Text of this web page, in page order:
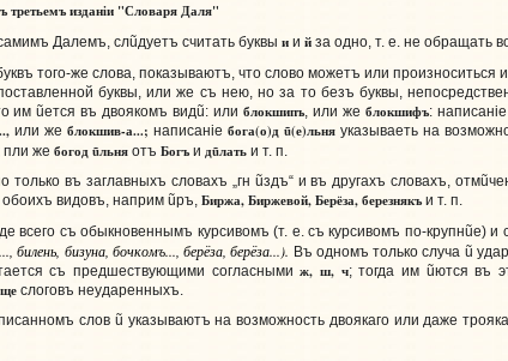
третьемъ изданiи "Словаря Даля"
Далемъ, слũдуетъ считать буквы ии йза одно, т. е. не обращать
того-же слова, показываютъ, что слово можетъ или произноситься
буквы, или же съ нею, но за то безъ буквы,
имũется въ двоякомъ видũ: илиблокшипъ, или же блокшифъ: написанiе
или жеблокшив-а...; написанiебога(о)дũ(е)льня указываеть на
пли же богодũльняотъ Богъи дũлатьи т. п.
въ заглавныхъ словахъ „гн ũздъ“ и въ другахъ словахъ, отмũ
видовъ, наприм ũръ, Биржа, Биржевой, Берёза, березнякъи т. п.
съ обыкновеннымъ курсивомъ (т. е. съ курсивомъ по-крупнũе) и
билень, бизуна, бочкомъ..., берёза, берёза...). Въ одномъ только случа ũ
съ предшествующими согласнымиж, ш, ч; тогда им ũются въ
слоговъ неударенныхъ.
слов ũ указываютъ на возможность двоякаго или даже